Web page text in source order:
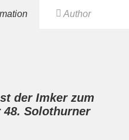
Author
der Imker zum
Solothurner